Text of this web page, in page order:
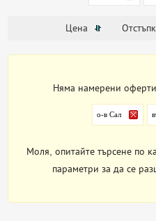
Цена
Няма намерени
о-в Сал
Моля, опитайте търсене по
параметри за да се